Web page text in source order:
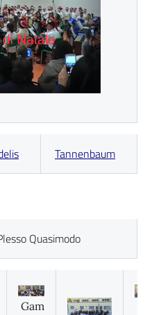
Tannenbaum
Quasimodo
Gam